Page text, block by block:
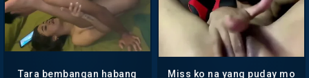
Tara bembangan habang
Miss ko na yang puday mo